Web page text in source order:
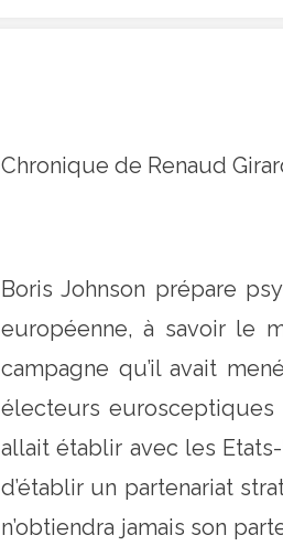
Chronique de Renaud
Boris Johnson prépare
européenne, à savoir le
campagne qu’il avait
électeurs eurosceptiques
allait établir avec les
d’établir un partenariat
n’obtiendra jamais son